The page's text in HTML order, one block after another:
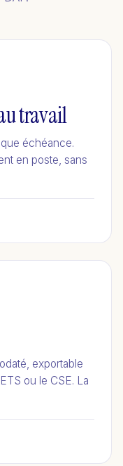
travail
échéance.
en poste, sans
exportable
ou le CSE. La